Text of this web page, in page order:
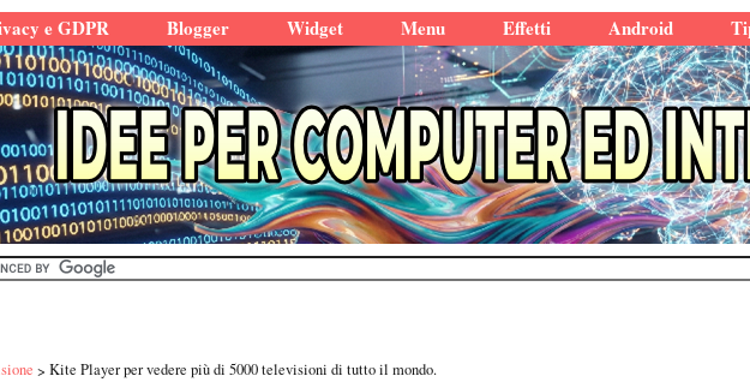
e GDPR Blogger Widget Menu Effetti Android
Kite Player per vedere più di 5000 televisioni di tutto il mondo.